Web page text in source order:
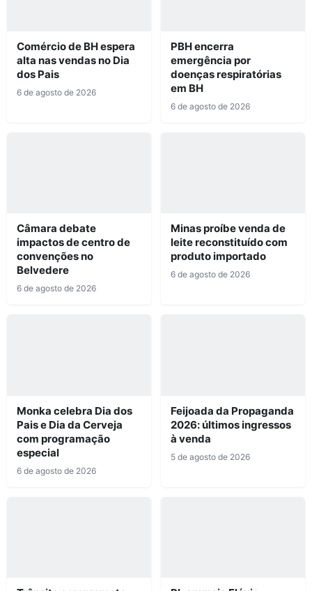
Comércio de BH espera
alta nas vendas no Dia
dos Pais
6 de agosto de 2026
PBH encerra
emergência por
doenças respiratórias
em BH
6 de agosto de 2026
Câmara debate
impactos de centro de
convenções no
Belvedere
6 de agosto de 2026
Minas proíbe venda de
leite reconstituído com
produto importado
6 de agosto de 2026
Monka celebra Dia dos
Pais e Dia da Cerveja
com programação
especial
6 de agosto de 2026
Feijoada da Propaganda
2026: últimos ingressos
à venda
5 de agosto de 2026